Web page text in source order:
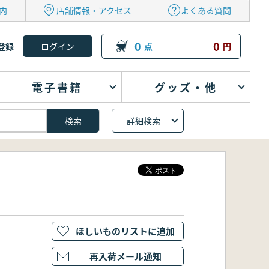
店舗情報・アクセス よくある質問
録 0 点 0 円
電子書籍 グッズ・他
詳細検索
ほしいものリストに追加
再入荷メール通知